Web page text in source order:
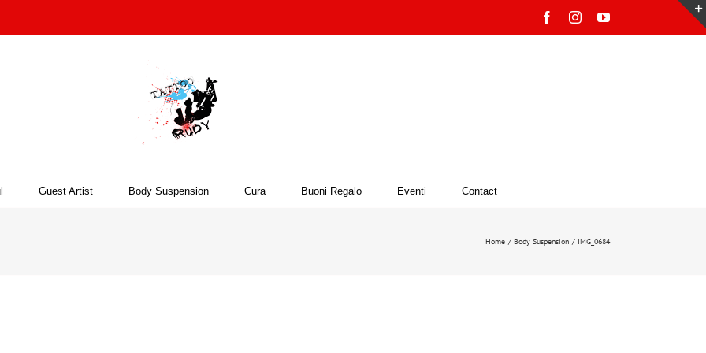
FacebookInstagramYouTube
Guest Artist Body Suspension Cura Buoni Regalo Eventi Contact
Home Body Suspension IMG_0684